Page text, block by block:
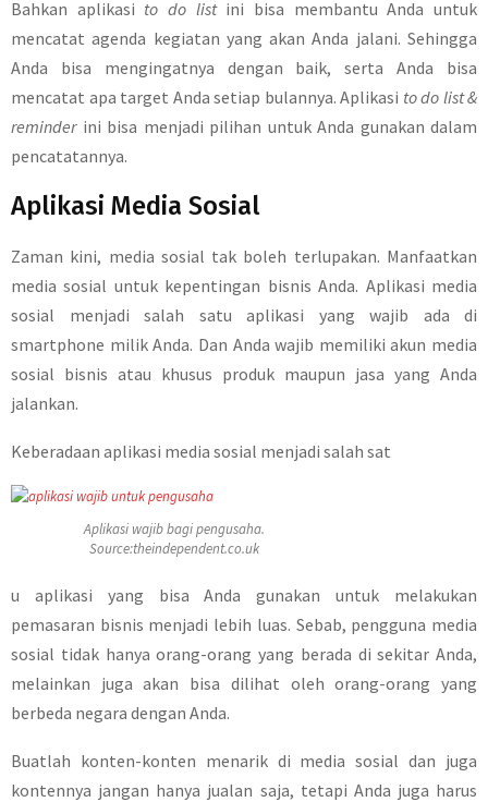
Bahkan aplikasi to do listini bisa membantu Anda untuk
mencatat agenda kegiatan yang akan Anda jalani. Sehingga
Anda bisa mengingatnya dengan baik, serta Anda bisa
mencatat apa target Anda setiap bulannya. Aplikasi to do list &
reminderini bisa menjadi pilihan untuk Anda gunakan dalam
pencatatannya.
Aplikasi Media Sosial
Zaman kini, media sosial tak boleh terlupakan. Manfaatkan
media sosial untuk kepentingan bisnis Anda. Aplikasi media
sosial menjadi salah satu aplikasi yang wajib ada di
smartphone milik Anda. Dan Anda wajib memiliki akun media
sosial bisnis atau khusus produk maupun jasa yang Anda
jalankan.
Keberadaan aplikasi media sosial menjadi salah sat
Aplikasi wajib bagi pengusaha.
Source:theindependent.co.uk
u aplikasi yang bisa Anda gunakan untuk melakukan
pemasaran bisnis menjadi lebih luas. Sebab, pengguna media
sosial tidak hanya orang-orang yang berada di sekitar Anda,
melainkan juga akan bisa dilihat oleh orang-orang yang
berbeda negara dengan Anda.
Buatlah konten-konten menarik di media sosial dan juga
kontennya jangan hanya jualan saja, tetapi Anda juga harus